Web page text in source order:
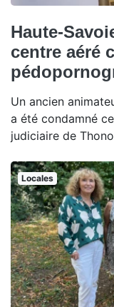
Haute-
centre aéré
Un ancien
a été condamné
judiciaire de
Locales